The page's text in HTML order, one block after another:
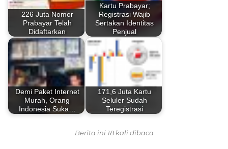
226 Juta Nomor
Prabayar Telah
Didaftarkan
Kartu Prabayar;
Registrasi Wajib
Sertakan Identitas
Penjual
Demi Paket Internet
Murah, Orang
Indonesia Suka…
171,6 Juta Kartu
Seluler Sudah
Teregistrasi
Berita ini 18 kali dibaca